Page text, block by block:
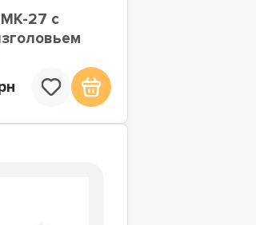
27 с